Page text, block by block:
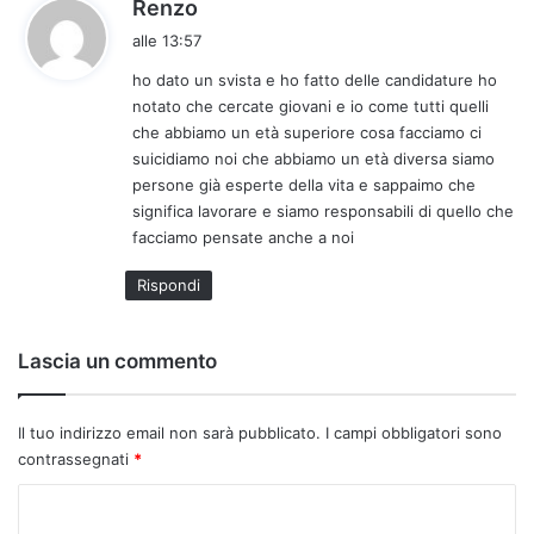
Renzo
a
e
t
t
o
:
alle 13:57
ho dato un svista e ho fatto delle candidature ho
notato che cercate giovani e io come tutti quelli
che abbiamo un età superiore cosa facciamo ci
suicidiamo noi che abbiamo un età diversa siamo
persone già esperte della vita e sappaimo che
significa lavorare e siamo responsabili di quello che
facciamo pensate anche a noi
Rispondi
Lascia un commento
Il tuo indirizzo email non sarà pubblicato. I campi obbligatori sono
contrassegnati *